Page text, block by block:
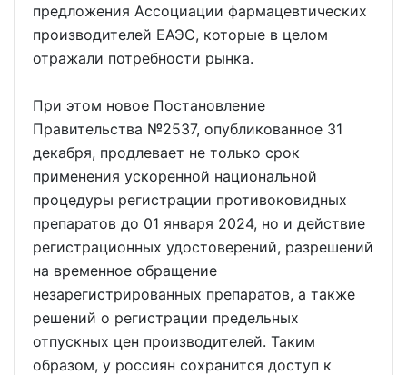
предложения Ассоциации фармацевтических
производителей ЕАЭС, которые в целом
отражали потребности рынка.
При этом новое Постановление
Правительства №2537, опубликованное 31
декабря, продлевает не только срок
применения ускоренной национальной
процедуры регистрации противоковидных
препаратов до 01 января 2024, но и действие
регистрационных удостоверений, разрешений
на временное обращение
незарегистрированных препаратов, а также
решений о регистрации предельных
отпускных цен производителей. Таким
образом, у россиян сохранится доступ к